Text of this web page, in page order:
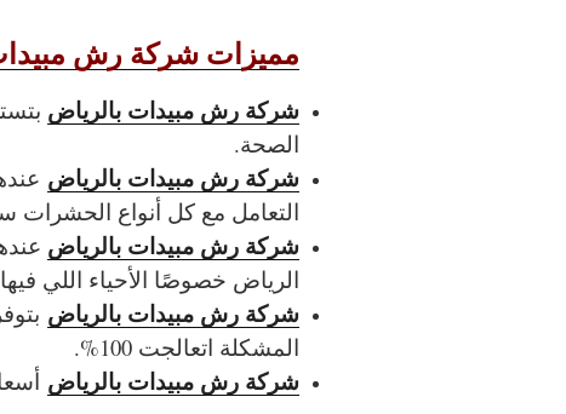
مميزات شركة رش
شركة رش مبيدات بالرياض
الصحة.
شركة رش مبيدات بالرياض
التعامل مع كل أنواع الحشرات
شركة رش مبيدات بالرياض
الرياض خصوصًا الأحياء اللي
شركة رش مبيدات بالرياض
المشكلة اتعالجت 100%.
شركة رش مبيدات بالرياض